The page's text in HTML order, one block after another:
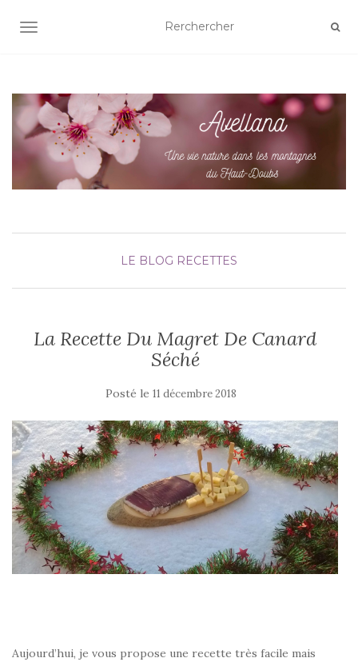
AFFICHER/MASQUER LA NAVIGATION
LE BLOG RECETTES
La Recette Du Magret De Canard
Séché
Posté le 11 décembre 2018
Aujourd’hui, je vous propose une recette très facile mais